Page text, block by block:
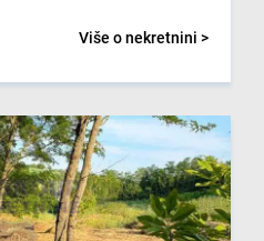
Više o nekretnini >